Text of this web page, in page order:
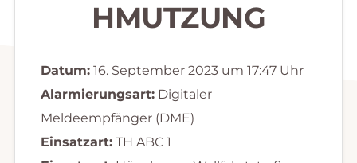
HMUTZUNG
Datum:16. September 2023 um 17:47 Uhr
Alarmierungsart:Digitaler
Meldeempfänger (DME)
Einsatzart:TH ABC 1